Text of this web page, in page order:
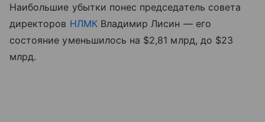
Наибольшие убытки понес председатель совета
директоров НЛМКВладимир Лисин — его
состояние уменьшилось на $2,81 млрд, до $23
млрд.